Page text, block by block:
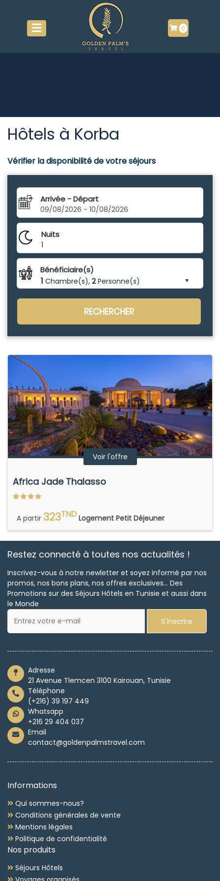
0
Hôtels à Korba
Vérifier la disponibilité de votre séjours
Arrivée - Départ
Nuits
1
Bénéficiaire(s)
1 Chambre(s), 2Personne(s)
RECHERCHER
Voir l'offre
Africa Jade Thalasso
A partir 323TND Logement Petit Déjeuner
Restez connecté à toutes nos actualités !
Inscrivez-vous à notre newletter et soyez informé par nos
promos, nos bons plans, nos offres exclusives... Des
Promotions sur des Séjours Hôtels en Tunisie et aussi dans
le Monde
S'inscrire
Adresse
21 Avenue Tlemcen 3100 Kairouan, Tunisie
Téléphone
(+216) 39 197 449
Whatsapp
+216 29 404 037
Email
contact@goldenpalmstravel.com
Informations
Qui sommes-nous?
Conditions générales de vente
Mentions légales
Politique de confidentialité
Nos produits
Séjours Hôtels